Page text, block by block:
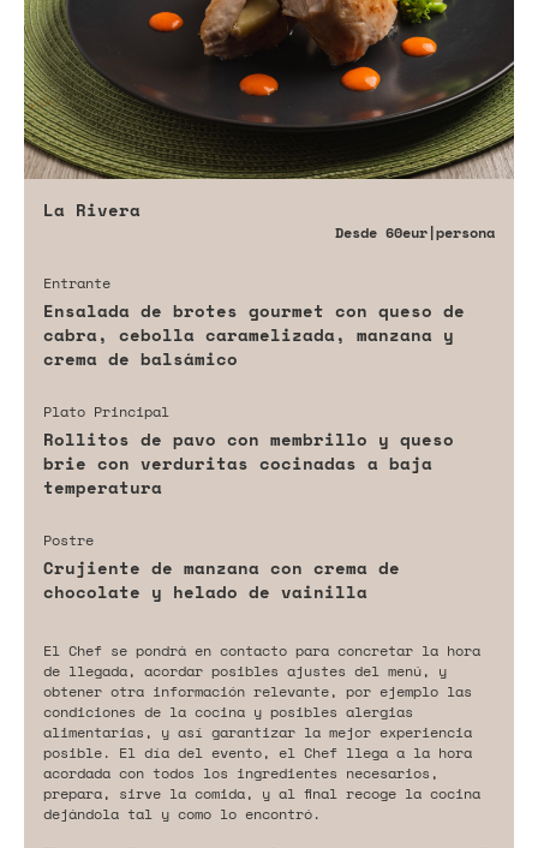
La Rivera
Desde 60eur|persona
Entrante
Ensalada de brotes gourmet con queso de
cabra, cebolla caramelizada, manzana y
crema de balsámico
Plato Principal
Rollitos de pavo con membrillo y queso
brie con verduritas cocinadas a baja
temperatura
Postre
Crujiente de manzana con crema de
chocolate y helado de vainilla
El Chef se pondrá en contacto para concretar la hora
de llegada, acordar posibles ajustes del menú, y
obtener otra información relevante, por ejemplo las
condiciones de la cocina y posibles alergias
alimentarias, y así garantizar la mejor experiencia
posible. El día del evento, el Chef llega a la hora
acordada con todos los ingredientes necesarios,
prepara, sirve la comida, y al final recoge la cocina
dejándola tal y como lo encontró.